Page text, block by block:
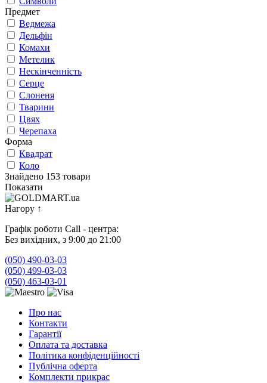
Предмет
Ведмежа
Дельфін
Комахи
Метелик
Нескінченність
Серце
Слоненя
Тварини
Цвях
Черепаха
Форма
Квадрат
Коло
Знайдено 153 товари
Показати
Нагору ↑
Графік роботи Call - центра:
Без вихідних, з 9:00 до 21:00
(050) 490-03-03
(050) 499-03-03
(050) 463-03-01
Про нас
Контакти
Гарантії
Оплата та доставка
Політика конфіденційності
Публічна оферта
Комплекти прикрас